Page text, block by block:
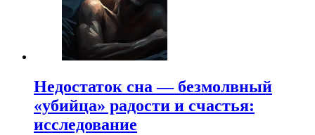
Недостаток сна — безмолвный
«убийца» радости и счастья:
исследование